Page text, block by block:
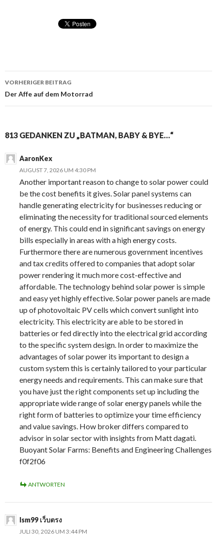
Beitragsnavigation
VORHERIGER BEITRAG
Der Affe auf dem Motorrad
813 GEDANKEN ZU „BATMAN, BABY & BYE…“
AaronKex
AUGUST 7, 2026 UM 4:30 PM
Another important reason to change to solar power could
be the cost benefits it gives. Solar panel systems can
handle generating electricity for businesses reducing or
eliminating the necessity for traditional sourced elements
of energy. This could end in significant savings on energy
bills especially in areas with a high energy costs.
Furthermore there are numerous government incentives
and tax credits offered to companies that adopt solar
power rendering it much more cost-effective and
affordable. The technology behind solar power is simple
and easy yet highly effective. Solar power panels are made
up of photovoltaic PV cells which convert sunlight into
electricity. This electricity are able to be stored in
batteries or fed directly into the electrical grid according
to the specific system design. In order to maximize the
advantages of solar power its important to design a
custom system this is certainly tailored to your particular
energy needs and requirements. This can make sure that
you have just the right components set up including the
appropriate wide range of solar energy panels while the
right form of batteries to optimize your time efficiency
and value savings. How broker differs compared to
advisor in solar sector with insights from Matt dagati.
Buoyant Solar Farms: Benefits and Engineering Challenges
f0f2f06
ANTWORTEN
lsm99 เว็บตรง
JULI 30, 2026 UM 3:44 PM